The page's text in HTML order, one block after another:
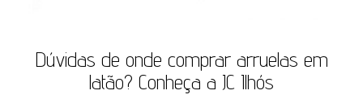
Dúvidas de onde comprar arruelas em
latão? Conheça a JC Ilhós